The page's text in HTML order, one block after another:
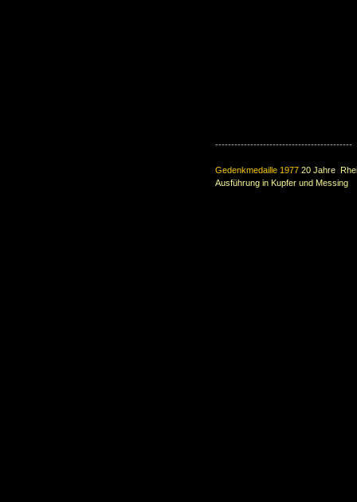
-------------------------------------------
Gedenkmedaille 1977 20 Jahre
Ausführung in Kupfer und Messing